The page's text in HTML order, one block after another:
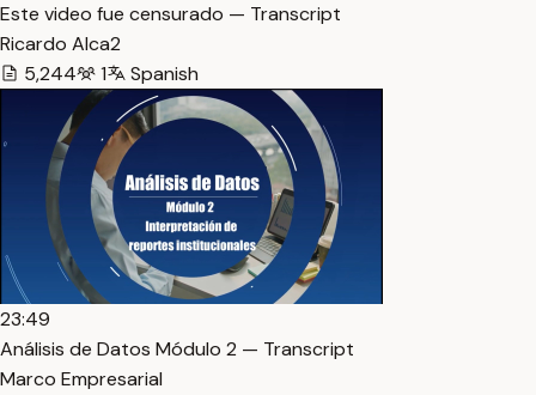
Este video fue censurado — Transcript
Ricardo Alca2
5,244
1 Spanish
23:49
Análisis de Datos Módulo 2 — Transcript
Marco Empresarial